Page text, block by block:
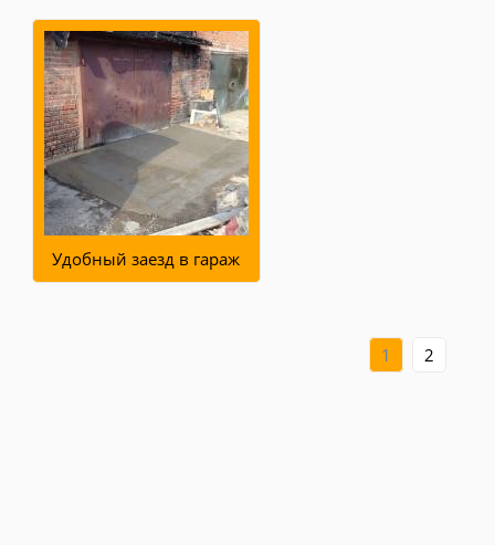
Удобный заезд в гараж
1 2